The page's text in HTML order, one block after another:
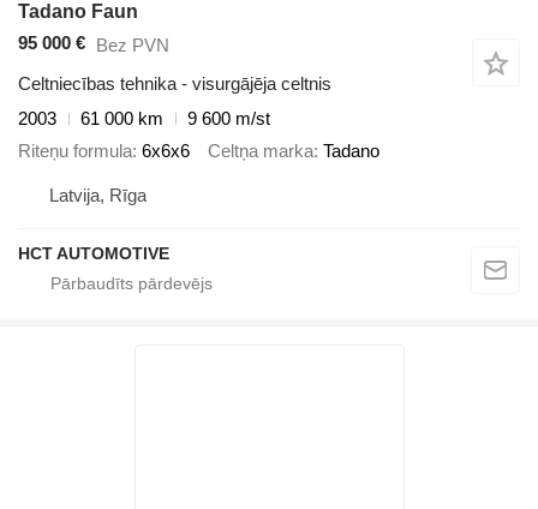
Tadano Faun
95 000 € Bez PVN
Celtniecības tehnika - visurgājēja celtnis
2003
61 000 km
9 600 m/st
Riteņu formula 6x6x6 Celtņa marka Tadano
Latvija, Rīga
HCT AUTOMOTIVE